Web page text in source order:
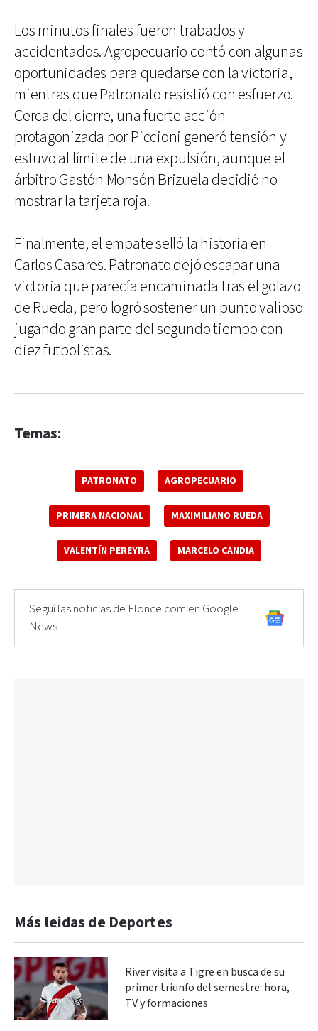
Los minutos finales fueron trabados y
accidentados. Agropecuario contó con algunas
oportunidades para quedarse con la victoria,
mientras que Patronato resistió con esfuerzo.
Cerca del cierre, una fuerte acción
protagonizada por Piccioni generó tensión y
estuvo al límite de una expulsión, aunque el
árbitro Gastón Monsón Brizuela decidió no
mostrar la tarjeta roja.
Finalmente, el empate selló la historia en
Carlos Casares. Patronato dejó escapar una
victoria que parecía encaminada tras el golazo
de Rueda, pero logró sostener un punto valioso
jugando gran parte del segundo tiempo con
diez futbolistas.
Temas:
PATRONATO AGROPECUARIO
PRIMERA NACIONAL MAXIMILIANO RUEDA
VALENTÍN PEREYRA MARCELO CANDIA
Seguí las noticias de Elonce.com en Google
News
Más leidas de Deportes
River visita a Tigre en busca de su
primer triunfo del semestre: hora,
TV y formaciones